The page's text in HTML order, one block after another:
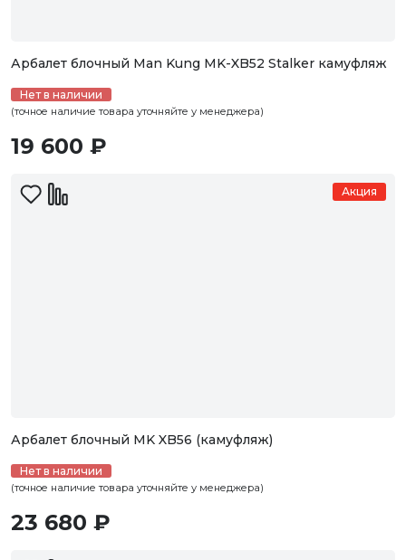
Арбалет блочный Man Kung MK-XB52 Stalker камуфляж
Нет в наличии
(точное наличие товара уточняйте у менеджера)
19 600 ₽
Акция
Арбалет блочный MK XB56 (камуфляж)
Нет в наличии
(точное наличие товара уточняйте у менеджера)
23 680 ₽